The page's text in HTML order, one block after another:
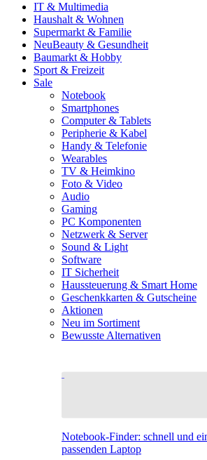
IT & Multimedia
Haushalt & Wohnen
Supermarkt & Familie
NeuBeauty & Gesundheit
Baumarkt & Hobby
Sport & Freizeit
Sale
Notebook
Smartphones
Computer & Tablets
Peripherie & Kabel
Handy & Telefonie
Wearables
TV & Heimkino
Foto & Video
Audio
Gaming
PC Komponenten
Netzwerk & Server
Sound & Light
Software
IT Sicherheit
Haussteuerung & Smart Home
Geschenkkarten & Gutscheine
Aktionen
Neu im Sortiment
Bewusste Alternativen
Notebook-Finder: schnell und
passenden Laptop